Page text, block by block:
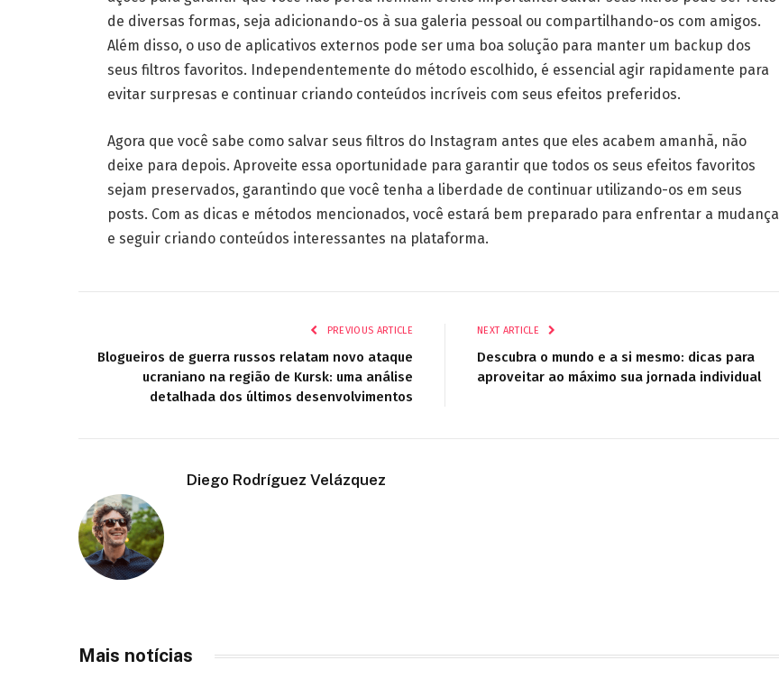
de diversas formas, seja adicionando-os à sua galeria pessoal ou compartilhando-os com amigos.
Além disso, o uso de aplicativos externos pode ser uma boa solução para manter um backup dos
seus filtros favoritos. Independentemente do método escolhido, é essencial agir rapidamente para
evitar surpresas e continuar criando conteúdos incríveis com seus efeitos preferidos.
Agora que você sabe como salvar seus filtros do Instagram antes que eles acabem amanhã, não
deixe para depois. Aproveite essa oportunidade para garantir que todos os seus efeitos favoritos
sejam preservados, garantindo que você tenha a liberdade de continuar utilizando-os em seus
posts. Com as dicas e métodos mencionados, você estará bem preparado para enfrentar a mudança
e seguir criando conteúdos interessantes na plataforma.
PREVIOUS ARTICLE
Blogueiros de guerra russos relatam novo ataque
ucraniano na região de Kursk: uma análise
detalhada dos últimos desenvolvimentos
NEXT ARTICLE
Descubra o mundo e a si mesmo: dicas para
aproveitar ao máximo sua jornada individual
Diego Rodríguez Velázquez
Mais notícias